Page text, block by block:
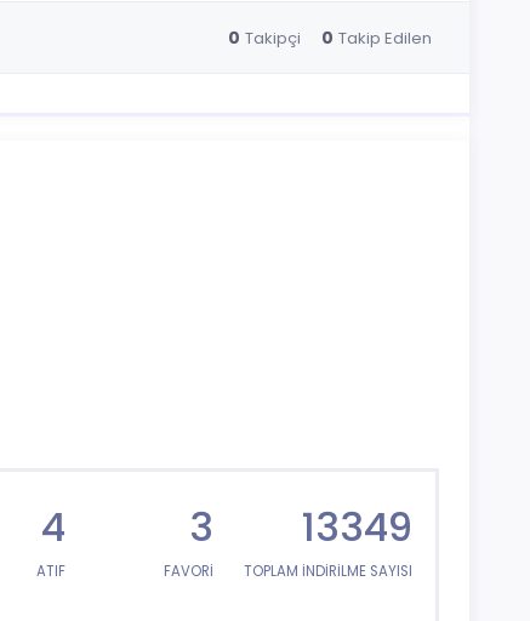
0 Takipçi 0 Takip Edilen
4
ATIF
3
FAVORİ
13349
TOPLAM İNDİRİLME SAYISI